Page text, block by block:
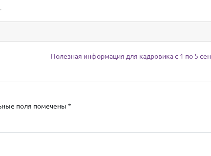
.
Полезная информация для кадровика с 1 по 5
поля помечены *